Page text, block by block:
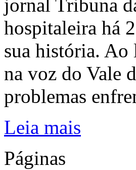
jornal Tribuna
hospitaleira há
sua história. Ao
na voz do Vale
problemas
Leia mais
Páginas